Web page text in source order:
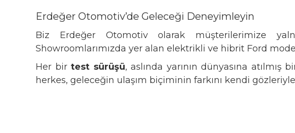
Erdeğer Otomotiv’de Geleceği Deneyimleyin
Biz Erdeğer Otomotiv olarak müşterilerimize
Showroomlarımızda yer alan elektrikli ve hibrit Ford
Her bir test sürüşü, aslında yarının dünyasına
herkes, geleceğin ulaşım biçiminin farkını kendi